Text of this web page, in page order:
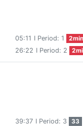
05:11 I Period: 1 2min
26:22 I Period: 2
39:37 I Period: 3 33